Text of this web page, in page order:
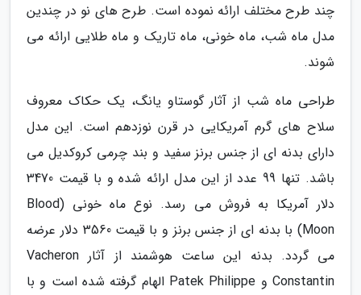
چند طرح مختلف ارائه نموده است. طرح های نو در چندین
مدل ماه شب، ماه خونی، ماه تاریک و ماه طلایی ارائه می
شوند.
طراحی ماه شب از آثار گوستاو یانگ، یک حکاک معروف
سلاح های گرم آمریکایی در قرن نوزدهم است. این مدل
دارای بدنه ای از جنس برنز سفید و بند چرمی کروکدیل می
باشد. تنها 99 عدد از این مدل ارائه شده و با قیمت 3470
دلار آمریکا به فروش می رسد. نوع ماه خونی (Blood
Moon) با بدنه ای از جنس برنز و با قیمت 3560 دلار عرضه
می گردد. بدنه این ساعت هوشمند از آثار Vacheron
Constantin و Patek Philippe الهام گرفته شده است و با